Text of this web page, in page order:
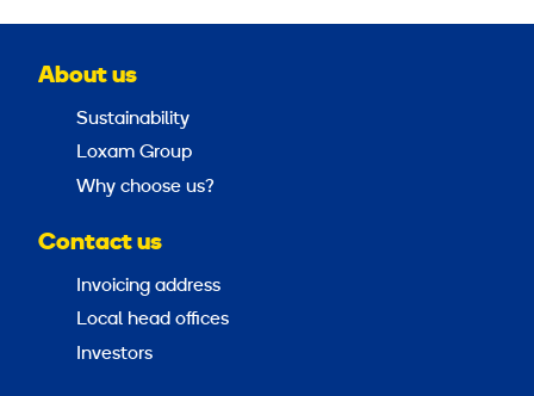
About us
Sustainability
Loxam Group
Why choose us?
Contact us
Invoicing address
Local head offices
Investors